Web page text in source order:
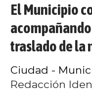
El Municipio
traslado de la
Redacción
Ciudad -